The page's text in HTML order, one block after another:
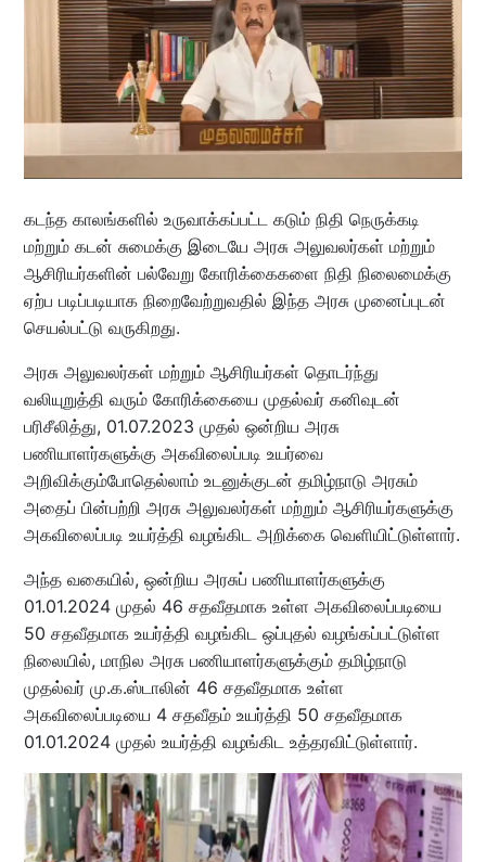
கடந்த காலங்களில் உருவாக்கப்பட்ட கடும் நிதி நெருக்கடி
மற்றும் கடன் சுமைக்கு இடையே அரசு அலுவலர்கள் மற்றும்
ஆசிரியர்களின் பல்வேறு கோரிக்கைகளை நிதி நிலைமைக்கு
ஏற்ப படிப்படியாக நிறைவேற்றுவதில் இந்த அரசு முனைப்புடன்
செயல்பட்டு வருகிறது.
அரசு அலுவலர்கள் மற்றும் ஆசிரியர்கள் தொடர்ந்து
வலியுறுத்தி வரும் கோரிக்கையை முதல்வர் கனிவுடன்
பரிசீலித்து, 01.07.2023 முதல் ஒன்றிய அரசு
பணியாளர்களுக்கு அகவிலைப்படி உயர்வை
அறிவிக்கும்போதெல்லாம் உடனுக்குடன் தமிழ்நாடு அரசும்
அதைப் பின்பற்றி அரசு அலுவலர்கள் மற்றும் ஆசிரியர்களுக்கு
அகவிலைப்படி உயர்த்தி வழங்கிட அறிக்கை வெளியிட்டுள்ளார்.
அந்த வகையில், ஒன்றிய அரசுப் பணியாளர்களுக்கு
01.01.2024 முதல் 46 சதவீதமாக உள்ள அகவிலைப்படியை
50 சதவீதமாக உயர்த்தி வழங்கிட ஒப்புதல் வழங்கப்பட்டுள்ள
நிலையில், மாநில அரசு பணியாளர்களுக்கும் தமிழ்நாடு
முதல்வர் மு.க.ஸ்டாலின் 46 சதவீதமாக உள்ள
அகவிலைப்படியை 4 சதவீதம் உயர்த்தி 50 சதவீதமாக
01.01.2024 முதல் உயர்த்தி வழங்கிட உத்தரவிட்டுள்ளார்.